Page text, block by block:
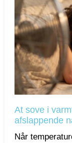
At sove i
afslappende
Når